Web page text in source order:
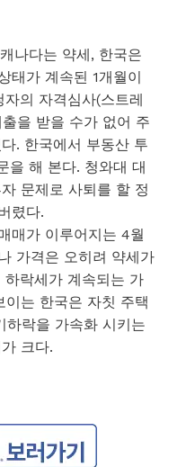
나다는 약세, 한국은
태가 계속된 1개월이
의 자격심사(스트레
을 받을 수가 없어 주
. 한국에서 부동산 투
을 해 본다. 청와대 대
문제로 사퇴를 할 정
렸다.
매가 이루어지는 4월
가격은 오히려 약세가
락세가 계속되는 가
는 한국은 자칫 주택
하락을 가속화 시키는
크다.